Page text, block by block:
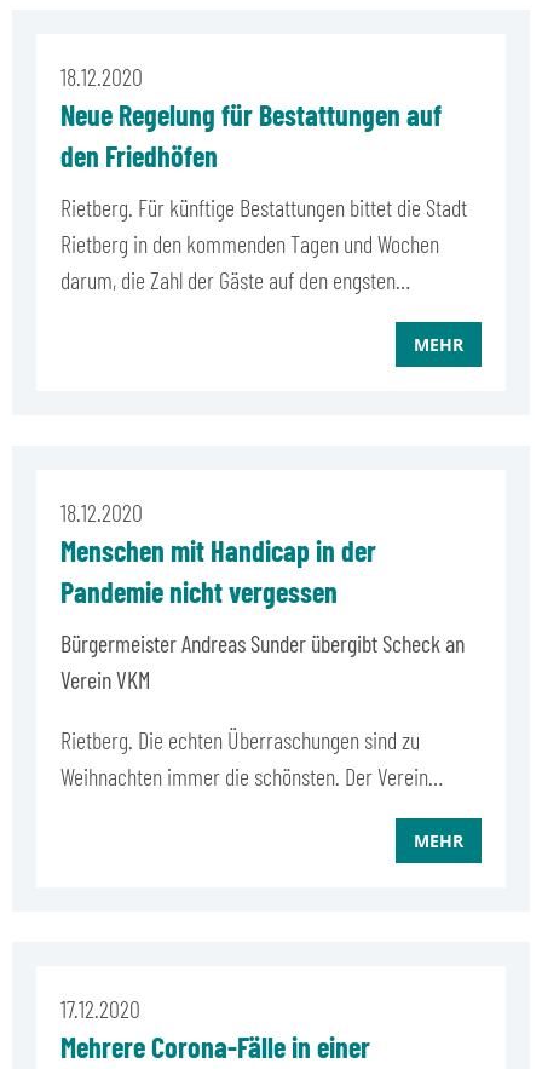
18.12.2020
Neue Regelung für Bestattungen auf
den Friedhöfen
Rietberg. Für künftige Bestattungen bittet die Stadt
Rietberg in den kommenden Tagen und Wochen
darum, die Zahl der Gäste auf den engsten…
MEHR
18.12.2020
Menschen mit Handicap in der
Pandemie nicht vergessen
Bürgermeister Andreas Sunder übergibt Scheck an
Verein VKM
Rietberg. Die echten Überraschungen sind zu
Weihnachten immer die schönsten. Der Verein…
MEHR
17.12.2020
Mehrere Corona-Fälle in einer